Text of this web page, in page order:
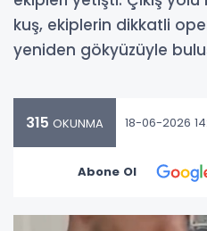
kuş, ekiplerin dikkatli
yeniden gökyüzüyle
315 OKUNMA 18-06-2026
Abone Ol